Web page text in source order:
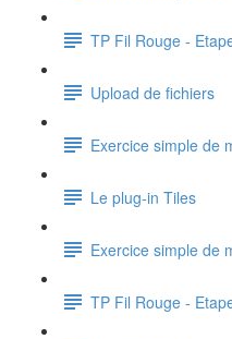
TP Fil Rouge -
Upload de fichiers
Exercice simple de
Le plug-in Tiles
Exercice simple de
TP Fil Rouge -